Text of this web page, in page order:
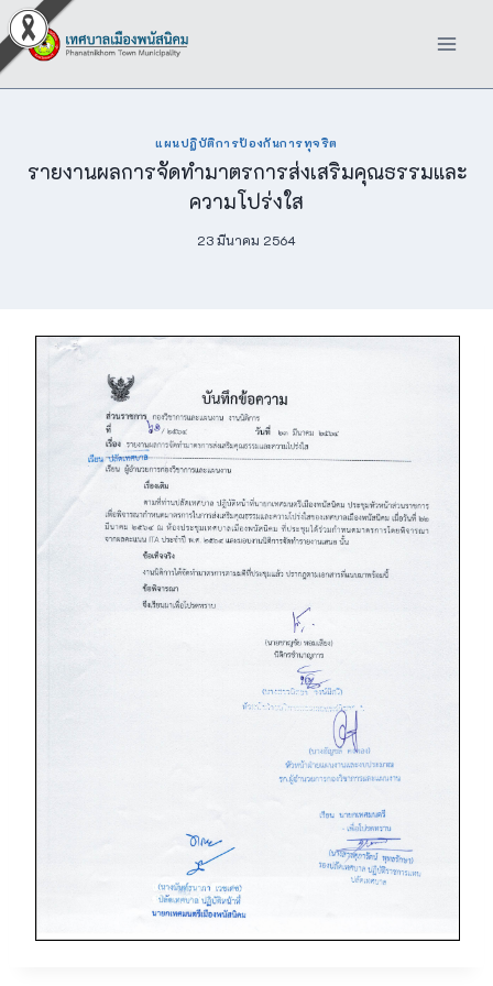
Skip
to
content
แผนปฏิบัติการป้องกันการทุจริต
รายงานผลการจัดทำมาตรการส่งเสริมคุณธรรมและ
ความโปร่งใส
23 มีนาคม 2564